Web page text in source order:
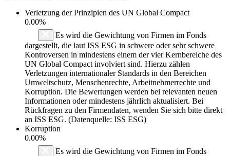
Verletzung der Prinzipien des UN Global Compact
0.00%
Es wird die Gewichtung von Firmen im Fonds
dargestellt, die laut ISS ESG in schwere oder sehr schwere
Kontroversen in mindestens einem der vier Kernbereiche des
UN Global Compact involviert sind. Hierzu zählen
Verletzungen internationaler Standards in den Bereichen
Umweltschutz, Menschenrechte, Arbeitnehmerrechte und
Korruption. Die Bewertungen werden bei relevanten neuen
Informationen oder mindestens jährlich aktualisiert. Bei
Rückfragen zu den Firmendaten, wenden Sie sich bitte direkt
an ISS ESG. (Datenquelle: ISS ESG)
Korruption
0.00%
Es wird die Gewichtung von Firmen im Fonds